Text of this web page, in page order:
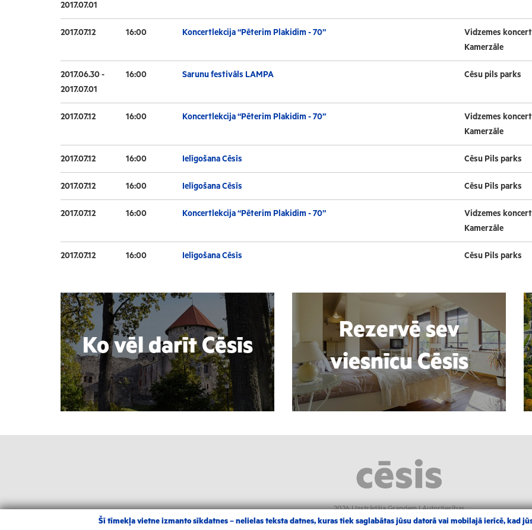
2017.07.01
2017.07.12 16:00 Koncertlekcija “Pēterim Plakidim - 70”
Vidzemes
Kamerzāle
2017.06.30 -
2017.07.01
16:00 Sarunu festivāls LAMPA Cēsu pils parks
2017.07.12 16:00 Koncertlekcija “Pēterim Plakidim - 70”
Vidzemes
Kamerzāle
2017.07.12 16:00 Ielīgošana Cēsīs Cēsu Pils parks
2017.07.12 16:00 Ielīgošana Cēsīs Cēsu Pils parks
2017.07.12 16:00 Koncertlekcija “Pēterim Plakidim - 70”
Vidzemes
Kamerzāle
2017.07.12 16:00 Ielīgošana Cēsīs Cēsu Pils parks
Ko vēl darīt Cēsīs
Rezervē sev
viesnīcu Cēsīs
2026 |Izstrādāja Grandem|Autortiesības
Šī tīmekļa vietne izmanto sīkdatnes – nelielas teksta datnes, kuras tiek saglabātas jūsu datorā vai mobilajā ierīcē, kad